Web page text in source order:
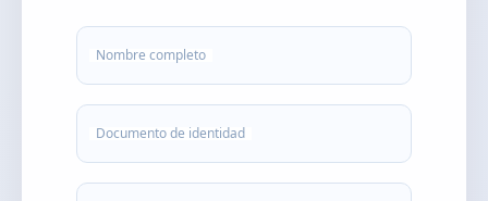
Nombre completo
Documento de identidad